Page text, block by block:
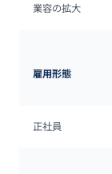
業容の拡大
雇用形態
正社員